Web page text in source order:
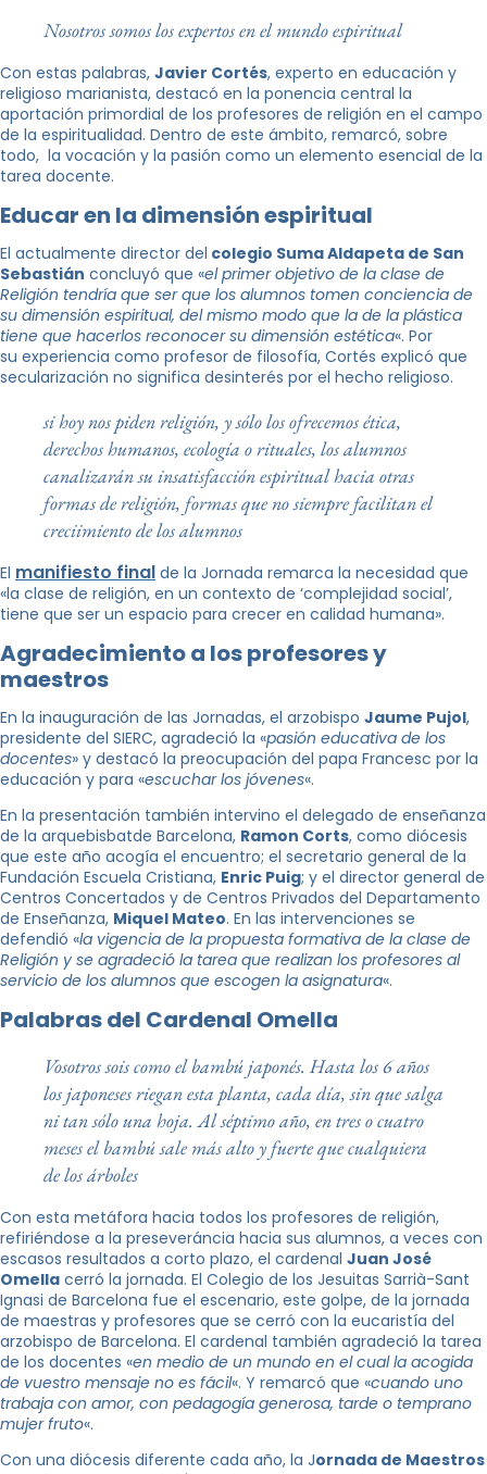
Nosotros somos los expertos en el mundo espiritual
Con estas palabras, Javier Cortés, experto en educación y
religioso marianista, destacó en la ponencia central la
aportación primordial de los profesores de religión en el campo
de la espiritualidad. Dentro de este ámbito, remarcó, sobre
todo, la vocación y la pasión como un elemento esencial de la
tarea docente.
Educar en la dimensión espiritual
El actualmente director del colegio Suma Aldapeta de San
Sebastián concluyó que «el primer objetivo de la clase de
Religión tendría que ser que los alumnos tomen conciencia de
su dimensión espiritual, del mismo modo que la de la plástica
tiene que hacerlos reconocer su dimensión estética«. Por
su experiencia como profesor de filosofía, Cortés explicó que
secularización no significa desinterés por el hecho religioso.
si hoy nos piden religión, y sólo los ofrecemos ética,
derechos humanos, ecología o rituales, los alumnos
canalizarán su insatisfacción espiritual hacia otras
formas de religión, formas que no siempre facilitan el
creciimiento de los alumnos
El manifiesto final de la Jornada remarca la necesidad que
«la clase de religión, en un contexto de ‘complejidad social’,
tiene que ser un espacio para crecer en calidad humana».
Agradecimiento a los profesores y
maestros
En la inauguración de las Jornadas, el arzobispo Jaume Pujol,
presidente del SIERC, agradeció la «pasión educativa de los
docentes» y destacó la preocupación del papa Francesc por la
educación y para «escuchar los jóvenes«.
En la presentación también intervino el delegado de enseñanza
de la arquebisbatde Barcelona, Ramon Corts, como diócesis
que este año acogía el encuentro; el secretario general de la
Fundación Escuela Cristiana, Enric Puig; y el director general de
Centros Concertados y de Centros Privados del Departamento
de Enseñanza, Miquel Mateo. En las intervenciones se
defendió «la vigencia de la propuesta formativa de la clase de
Religión y se agradeció la tarea que realizan los profesores al
servicio de los alumnos que escogen la asignatura«.
Palabras del Cardenal Omella
Vosotros sois como el bambú japonés. Hasta los 6 años
los japoneses riegan esta planta, cada día, sin que salga
ni tan sólo una hoja. Al séptimo año, en tres o cuatro
meses el bambú sale más alto y fuerte que cualquiera
de los árboles
Con esta metáfora hacia todos los profesores de religión,
refiriéndose a la preseveráncia hacia sus alumnos, a veces con
escasos resultados a corto plazo, el cardenal Juan José
Omella cerró la jornada. El Colegio de los Jesuitas Sarrià-Sant
Ignasi de Barcelona fue el escenario, este golpe, de la jornada
de maestras y profesores que se cerró con la eucaristía del
arzobispo de Barcelona. El cardenal también agradeció la tarea
de los docentes «en medio de un mundo en el cual la acogida
de vuestro mensaje no es fácil«. Y remarcó que «cuando uno
trabaja con amor, con pedagogía generosa, tarde o temprano
mujer fruto«.
Con una diócesis diferente cada año, la Jornada de Maestros